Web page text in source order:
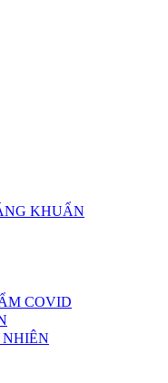
KHUẨN
COVID